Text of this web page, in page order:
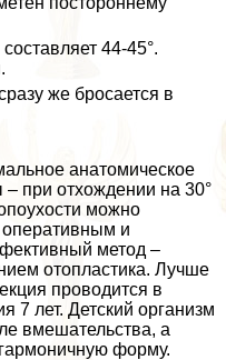
44-45°.
же бросается в
анатомическое
при отхождении на 30°
можно
оперативным и
метод –
отопластика. Лучше
проводится в
7 лет. Детский организм
вмешательства, а
форму.